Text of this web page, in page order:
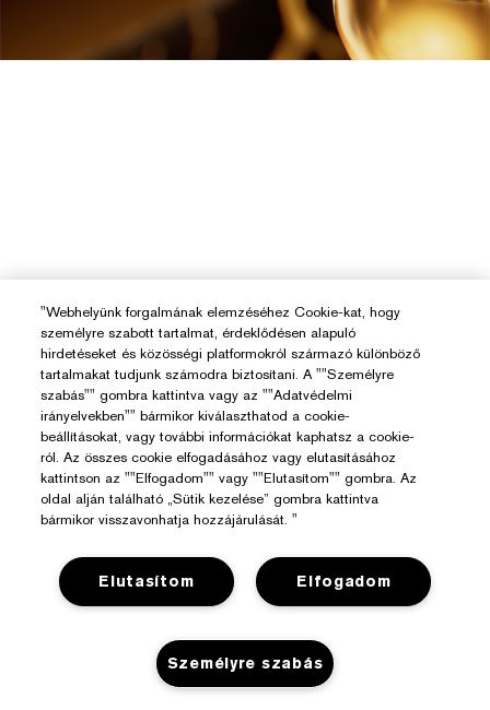
Segítségre Van Szükséged?
"Webhelyünk forgalmának elemzéséhez Cookie-kat, hogy
személyre szabott tartalmat, érdeklődésen alapuló
hirdetéseket és közösségi platformokról származó különböző
tartalmakat tudjunk számodra biztosítani. A ""Személyre
szabás"" gombra kattintva vagy az ""Adatvédelmi
irányelvekben"" bármikor kiválaszthatod a cookie-
beállításokat, vagy további információkat kaphatsz a cookie-
ról. Az összes cookie elfogadásához vagy elutasításához
kattintson az ""Elfogadom"" vagy ""Elutasítom"" gombra. Az
oldal alján található „Sütik kezelése” gombra kattintva
bármikor visszavonhatja hozzájárulását. "
Elfogadom
Elutasítom
Személyre szabás